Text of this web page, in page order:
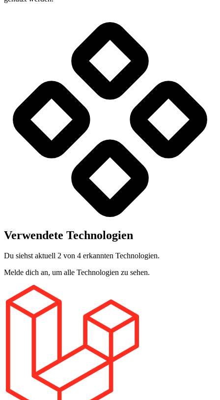
Verwendete Technologien
Du siehst aktuell 2 von 4 erkannten Technologien.
Melde dich an, um alle Technologien zu sehen.